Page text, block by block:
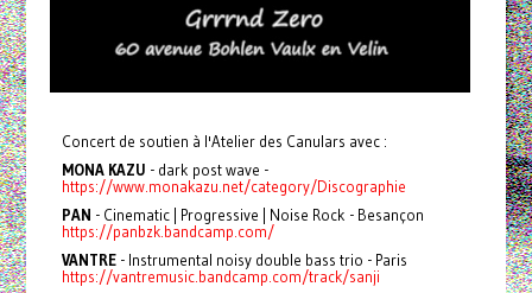
Concert de soutien à l'Atelier des Canulars avec :
MONA KAZU - dark post wave -
https://www.monakazu.net/category/Discographie
PAN - Cinematic | Progressive | Noise Rock - Besançon
https://panbzk.bandcamp.com/
VANTRE- Instrumental noisy double bass trio - Paris
https://vantremusic.bandcamp.com/track/sanji